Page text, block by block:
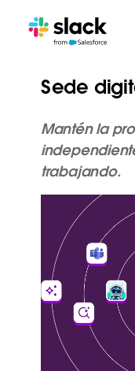
Sede
Mantén la
trabajando.